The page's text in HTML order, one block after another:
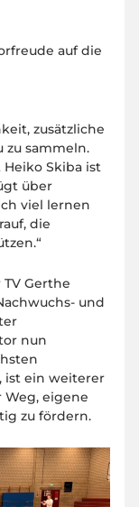
auf die
zusätzliche
zu sammeln.
Skiba ist
über
viel lernen
die
Gerthe
und
nun
ist ein weiterer
eigene
zu fördern.